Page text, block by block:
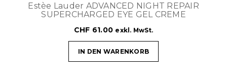
Estèe Lauder ADVANCED NIGHT REPAIR
SUPERCHARGED EYE GEL CREME
CHF 61.00 exkl. MwSt.
IN DEN WARENKORB